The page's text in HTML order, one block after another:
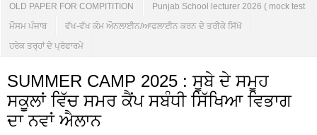
OLD PAPER FOR COMPITITION Punjab School lecturer 2026 ( mock test
ਮੌਸਮ ਪੰਜਾਬ ਵੱਖ-ਵੱਖ ਕੰਮ ਔਨਲਾਈਨ/ਆਫਲਾਈਨ ਕਰਨ ਦੇ ਤਰੀਕੇ ਸਿੱਖੋ
ਹਰੇਕ ਤਰ੍ਹਾਂ ਦੇ ਪ੍ਰੋਫਾਰਮੇ
SUMMER CAMP 2025 : ਸੂਬੇ ਦੇ ਸਮੂਹ
ਸਕੂਲਾਂ ਵਿੱਚ ਸਮਰ ਕੈਂਪ ਸਬੰਧੀ ਸਿੱਖਿਆ ਵਿਭਾਗ
ਦਾ ਨਵਾਂ ਐਲਾਨ